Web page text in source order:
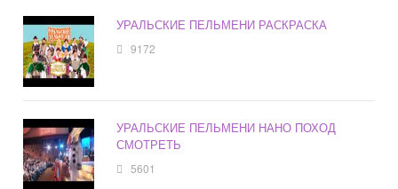
УРАЛЬСКИЕ ПЕЛЬМЕНИ РАСКРАСКА
9172
УРАЛЬСКИЕ ПЕЛЬМЕНИ НАНО ПОХОД
СМОТРЕТЬ
5601